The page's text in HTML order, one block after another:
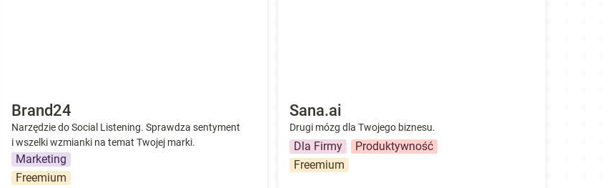
Brand24
Narzędzie do Social Listening. Sprawdza sentyment
i wszelki wzmianki na temat Twojej marki.
Marketing
Freemium
Sana.ai
Drugi mózg dla Twojego biznesu.
Dla Firmy
Produktywność
Freemium